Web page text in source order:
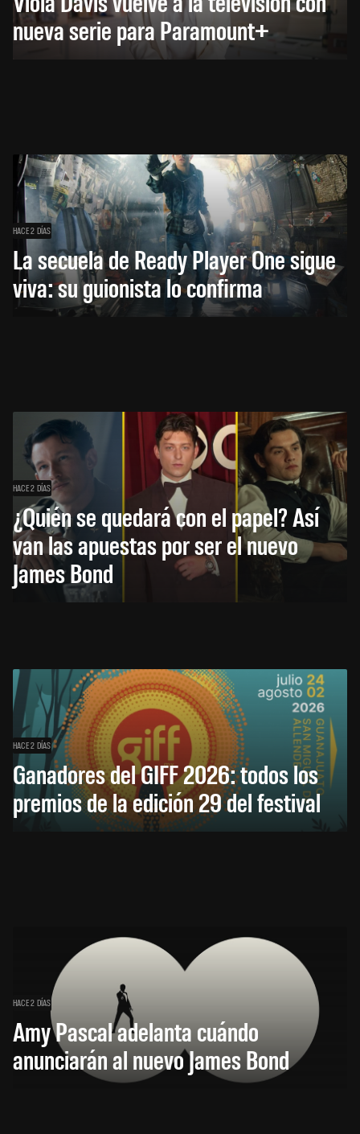
nueva serie para Paramount+
HACE 2 DÍAS
La secuela de Ready Player One sigue
viva: su guionista lo confirma
HACE 2 DÍAS
¿Quién se quedará con el papel? Así
van las apuestas por ser el nuevo
James Bond
HACE 2 DÍAS
Ganadores del GIFF 2026: todos los
premios de la edición 29 del festival
HACE 2 DÍAS
Amy Pascal adelanta cuándo
anunciarán al nuevo James Bond